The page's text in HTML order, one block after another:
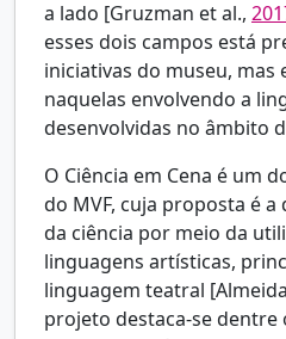
a lado [Gruzman et al.,
esses dois campos está
iniciativas do museu, mas
naquelas envolvendo a
desenvolvidas no âmbito
O Ciência em Cena é um
do MVF, cuja proposta é
da ciência por meio da
linguagens artísticas,
linguagem teatral [
projeto destaca-se